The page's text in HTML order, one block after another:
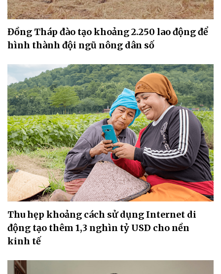
Đồng Tháp đào tạo khoảng 2.250 lao động để
hình thành đội ngũ nông dân số
Thu hẹp khoảng cách sử dụng Internet di
động tạo thêm 1,3 nghìn tỷ USD cho nền
kinh tế